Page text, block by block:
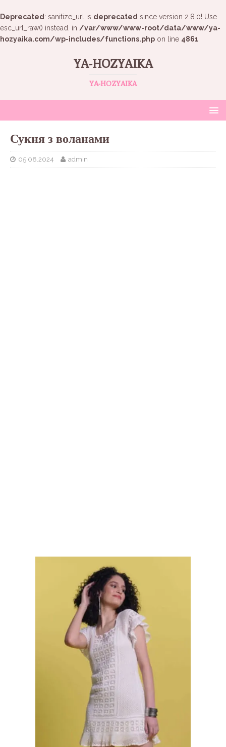
Deprecated : sanitize_url is deprecated since version 2.8.0! Use
esc_url_raw() instead. in /var/www/www-root/data/www/ya-
hozyaika.com/wp-includes/functions.php on line 4861
YA-HOZYAIKA
YA-HOZYAIKA
Сукня з воланами
05.08.2024 admin